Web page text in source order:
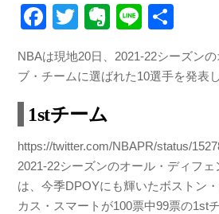
F
c
b
o
o
k
T
tt
E
er
e
Li
e
NBAは現地20日、2021-22シーズン
ブ・チームに選ばれた10選手を発表し
1stチーム
https://twitter.com/NBAPR/status/
2021-22シーズンのオール・ディフ
は、今季DPOYにも輝いたボストン
カス・スマートが100票中99票の1st